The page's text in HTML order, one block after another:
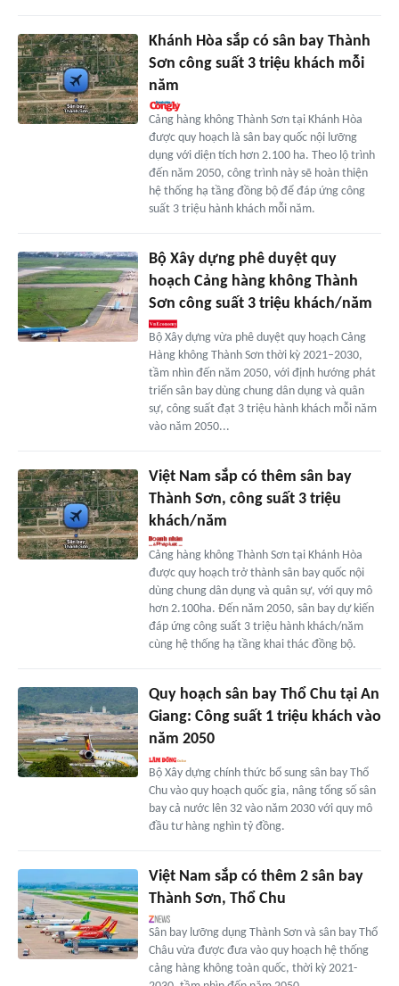
Khánh Hòa sắp có sân bay Thành
Sơn công suất 3 triệu khách mỗi
năm
Cảng hàng không Thành Sơn tại Khánh Hòa
được quy hoạch là sân bay quốc nội lưỡng
dụng với diện tích hơn 2.100 ha. Theo lộ trình
đến năm 2050, công trình này sẽ hoàn thiện
hệ thống hạ tầng đồng bộ để đáp ứng công
suất 3 triệu hành khách mỗi năm.
Bộ Xây dựng phê duyệt quy
hoạch Cảng hàng không Thành
Sơn công suất 3 triệu khách/năm
Bộ Xây dựng vừa phê duyệt quy hoạch Cảng
Hàng không Thành Sơn thời kỳ 2021–2030,
tầm nhìn đến năm 2050, với định hướng phát
triển sân bay dùng chung dân dụng và quân
sự, công suất đạt 3 triệu hành khách mỗi năm
vào năm 2050...
Việt Nam sắp có thêm sân bay
Thành Sơn, công suất 3 triệu
khách/năm
Cảng hàng không Thành Sơn tại Khánh Hòa
được quy hoạch trở thành sân bay quốc nội
dùng chung dân dụng và quân sự, với quy mô
hơn 2.100ha. Đến năm 2050, sân bay dự kiến
đáp ứng công suất 3 triệu hành khách/năm
cùng hệ thống hạ tầng khai thác đồng bộ.
Quy hoạch sân bay Thổ Chu tại An
Giang: Công suất 1 triệu khách vào
năm 2050
Bộ Xây dựng chính thức bổ sung sân bay Thổ
Chu vào quy hoạch quốc gia, nâng tổng số sân
bay cả nước lên 32 vào năm 2030 với quy mô
đầu tư hàng nghìn tỷ đồng.
Việt Nam sắp có thêm 2 sân bay
Thành Sơn, Thổ Chu
Sân bay lưỡng dụng Thành Sơn và sân bay Thổ
Châu vừa được đưa vào quy hoạch hệ thống
cảng hàng không toàn quốc, thời kỳ 2021-